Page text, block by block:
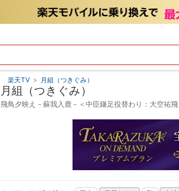
楽天TV > 月組（つきぐみ）
月組（つきぐみ）
飛鳥夕映え－蘇我入鹿－＜中臣鎌足役替わり：大空祐